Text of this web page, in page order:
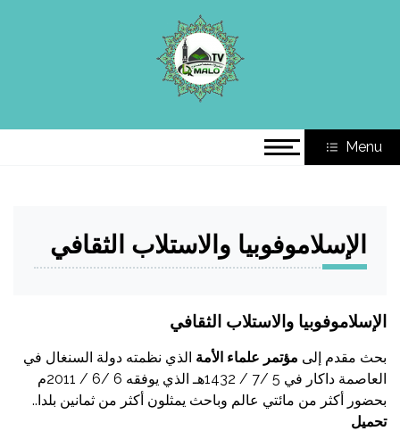
الموقع الرسمي للشيخ د. محمد
أحمد لوح
أ.د. محمد أحمد لوح
Menu
الإسلاموفوبيا والاستلاب الثقافي
الإسلاموفوبيا والاستلاب الثقافي
بحث مقدم إلى مؤتمر علماء الأمة الذي نظمته دولة السنغال في
العاصمة داكار في 5 /7 / 1432هـ الذي يوفقه 6 /6 / 2011م
بحضور أكثر من مائتي عالم وباحث يمثلون أكثر من ثمانين بلدا..
تحميل